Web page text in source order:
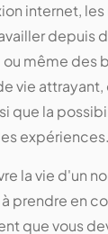
internet,
depuis
même des
vie attrayant,
que la
expériences.
la vie d'un
prendre en
que vous